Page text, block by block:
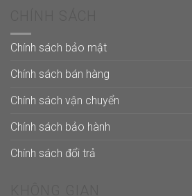
Chính sách bảo mật
Chính sách bán hàng
Chính sách vận chuyển
Chính sách bảo hành
Chính sách đổi trả